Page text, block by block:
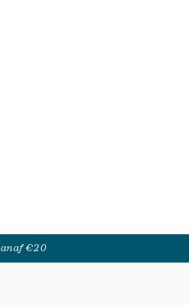
€20